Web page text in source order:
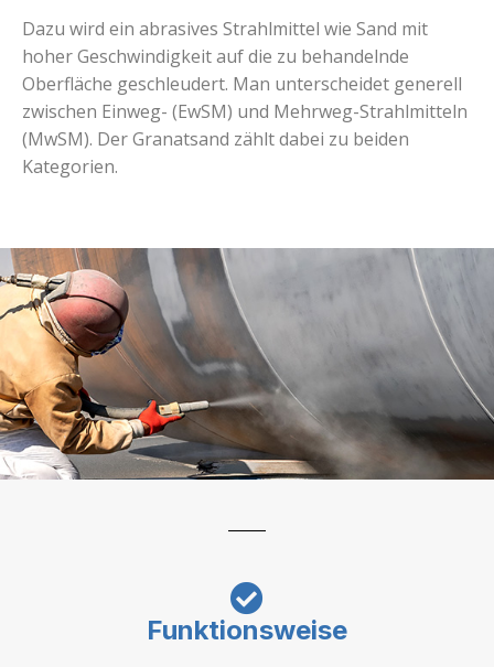
Dazu wird ein abrasives Strahlmittel wie Sand mit
hoher Geschwindigkeit auf die zu behandelnde
Oberfläche geschleudert. Man unterscheidet generell
zwischen Einweg- (EwSM) und Mehrweg-Strahlmitteln
(MwSM). Der Granatsand zählt dabei zu beiden
Kategorien.
Funktionsweise